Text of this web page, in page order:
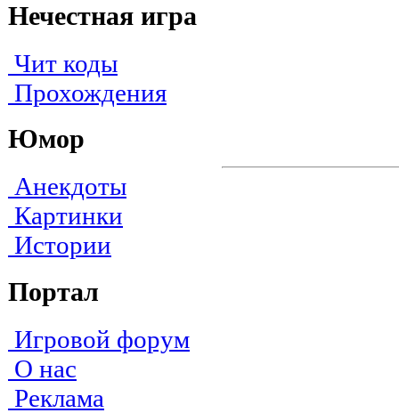
Нечестная игра
Чит коды
Прохождения
Юмор
Анекдоты
Картинки
Истории
Портал
Игровой форум
О нас
Реклама